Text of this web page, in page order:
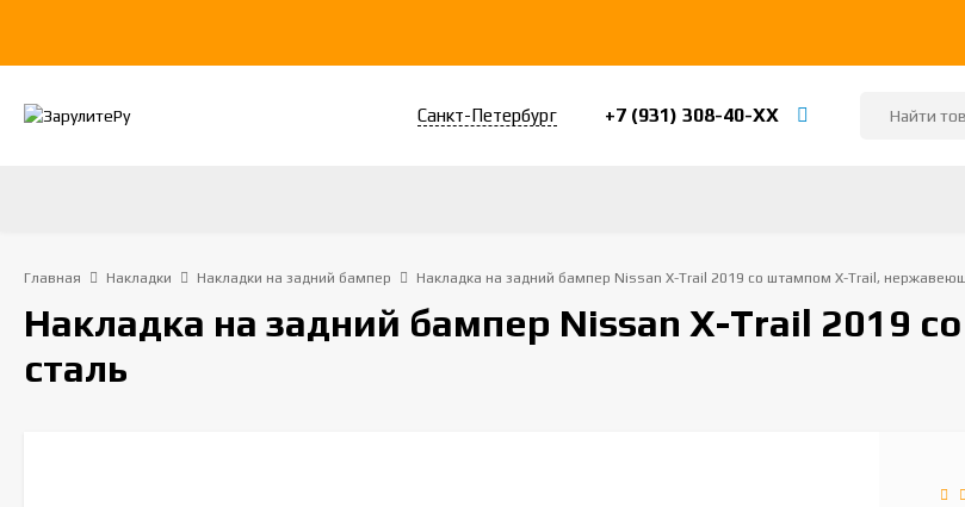
Санкт-Петербург +7 (931) 308-40-ХХ
Главная Накладки Накладки на задний бампер Накладка на задний бампер Nissan X-Trail 2019 со штампом X-Trail,
Накладка на задний бампер Nissan X-Trail 2019
сталь